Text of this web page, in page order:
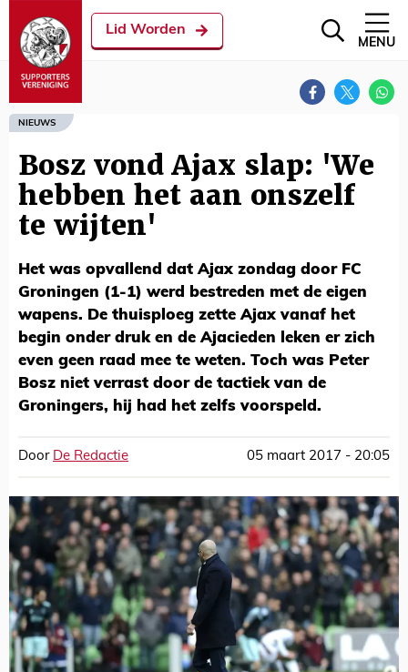
Lid Worden
MENU
NIEUWS
Bosz vond Ajax slap: 'We
hebben het aan onszelf
te wijten'
Het was opvallend dat Ajax zondag door FC
Groningen (1-1) werd bestreden met de eigen
wapens. De thuisploeg zette Ajax vanaf het
begin onder druk en de Ajacieden leken er zich
even geen raad mee te weten. Toch was Peter
Bosz niet verrast door de tactiek van de
Groningers, hij had het zelfs voorspeld.
Door De Redactie 05 maart 2017 - 20:05